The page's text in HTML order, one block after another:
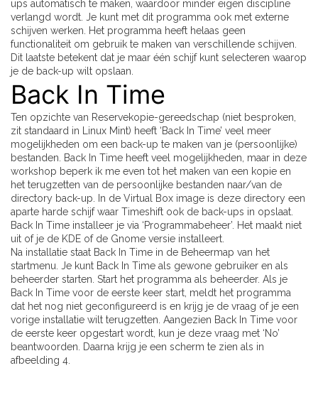
ups automatisch te maken, waardoor minder eigen discipline
verlangd wordt. Je kunt met dit programma ook met externe
schijven werken. Het programma heeft helaas geen
functionaliteit om gebruik te maken van verschillende schijven.
Dit laatste betekent dat je maar één schijf kunt selecteren waarop
je de back-up wilt opslaan.
Back In Time
Ten opzichte van Reservekopie-gereedschap (niet besproken,
zit standaard in Linux Mint) heeft ‘Back In Time’ veel meer
mogelijkheden om een back-up te maken van je (persoonlijke)
bestanden. Back In Time heeft veel mogelijkheden, maar in deze
workshop beperk ik me even tot het maken van een kopie en
het terugzetten van de persoonlijke bestanden naar/van de
directory back-up. In de Virtual Box image is deze directory een
aparte harde schijf waar Timeshift ook de back-ups in opslaat.
Back In Time installeer je via ‘Programmabeheer’. Het maakt niet
uit of je de KDE of de Gnome versie installeert.
Na installatie staat Back In Time in de Beheermap van het
startmenu. Je kunt Back In Time als gewone gebruiker en als
beheerder starten. Start het programma als beheerder. Als je
Back In Time voor de eerste keer start, meldt het programma
dat het nog niet geconfigureerd is en krijg je de vraag of je een
vorige installatie wilt terugzetten. Aangezien Back In Time voor
de eerste keer opgestart wordt, kun je deze vraag met ‘No’
beantwoorden. Daarna krijg je een scherm te zien als in
afbeelding 4.